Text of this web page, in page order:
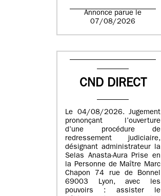
Annonce parue le
07/08/2026
CND DIRECT
Le 04/08/2026. Jugement
prononçant l’ouverture
d’une procédure de
redressement judiciaire,
désignant administrateur la
Selas Anasta-Aura Prise en
la Personne de Maître Marc
Chapon 74 rue de Bonnel
69003 Lyon, avec les
pouvoirs : assister le